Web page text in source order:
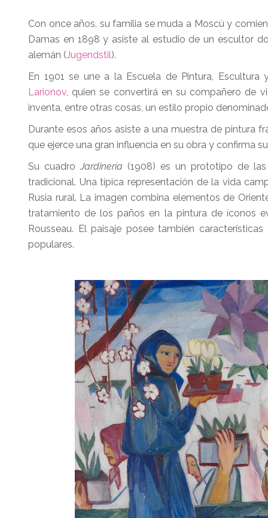
Con once años, su familia se muda a Moscú y
Damas en 1898 y asiste al estudio de un escultor
alemán (Jugendstil).
En 1901 se une a la Escuela de Pintura,
Larionov, quien se convertirá en su compañero de
inventa, entre otras cosas, un estilo propio
Durante esos años asiste a una muestra de pintura
que ejerce una gran influencia en su obra y confirma
Su cuadroJardinería (1908) es un prototipo de
tradicional. Una típica representación de la vida
Rusia rural. La imagen combina elementos de
tratamiento de los paños en la pintura de íconos
Rousseau. El paisaje posee también
populares.